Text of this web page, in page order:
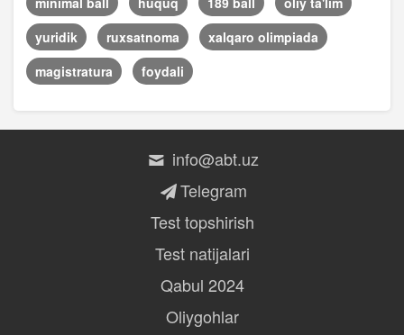
yuridik
ruxsatnoma
xalqaro olimpiada
magistratura
foydali
info@abt.uz
Telegram
Test topshirish
Test natijalari
Qabul 2024
Oliygohlar